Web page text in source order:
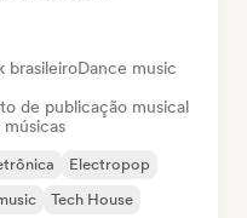
brasileiroDance music
de publicação musical
Electropop
Tech House